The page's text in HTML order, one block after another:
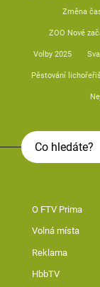
Změna
ZOO Nové
Volby 2025
Pěstování
O FTV Prima
Volná místa
Reklama
HbbTV